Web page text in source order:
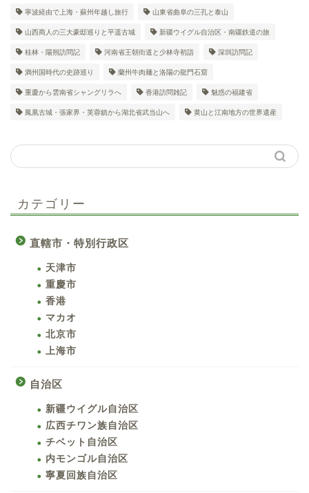
寧波経由で上海・蘇州年越し旅行 山東省曲阜の三孔と泰山
山西商人の三大豪邸巡りと平遥古城 新疆ウイグル自治区・南疆鉄道の旅
桂林・陽朔訪問記 河南省王朝街道と少林寺初詣 深圳訪問記
満州国時代の史跡巡り 蘭州牛肉麺と洛陽の龍門石窟
重慶から雲南省シャングリラへ 香港訪問雑記 魅惑の福建省
鳳凰古城・張家界・芙蓉鎮から湖北省武当山へ 黄山と江南地方の世界遺産
カテゴリー
直轄市・特別行政区
天津市
重慶市
香港
マカオ
北京市
上海市
自治区
新疆ウイグル自治区
広西チワン族自治区
チベット自治区
内モンゴル自治区
寧夏回族自治区